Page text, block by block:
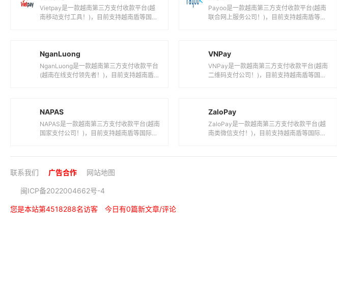
NganLuong是一款越南第三方支付收款平台
(越南在线支付领先者！)，目前支持越南盾等
国际主流货币之间的电子支付、转账...
VNPay是一款越南第三方支付收款平台(越南
二维码支付公司！)，目前支持越南盾等国际
主流货币之间的电子支付、转账和汇款服...
NAPAS
NAPAS是一款越南第三方支付收款平台(越南
国家支付公司！)，目前支持越南盾等国际主
流货币之间的电子支付、转账和汇款服务...
ZaloPay
ZaloPay是一款越南第三方支付收款平台(越
南类微信支付！)，目前支持越南盾等国际主
流货币之间的电子支付、转账和汇款服...
广告合作
闽ICP备2022004662号-4